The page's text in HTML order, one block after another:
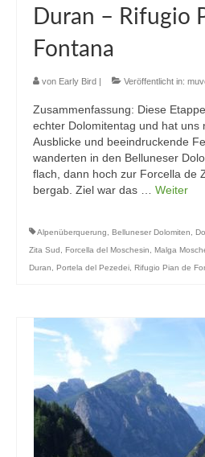
Duran – Rifugio
Fontana
von Early Bird Veröffentlicht in:
Zusammenfassung: Diese
echter Dolomitentag und hat uns
Ausblicke und beeindruckende
wanderten in den Belluneser
flach, dann hoch zur Forcella de
bergab. Ziel war das … Weiter
Alpenüberquerung, Belluneser Dolomiten,
Zita Sud, Forcella del Moschesin, Malga
Duran, Portela del Pezedei, Rifugio Pian de